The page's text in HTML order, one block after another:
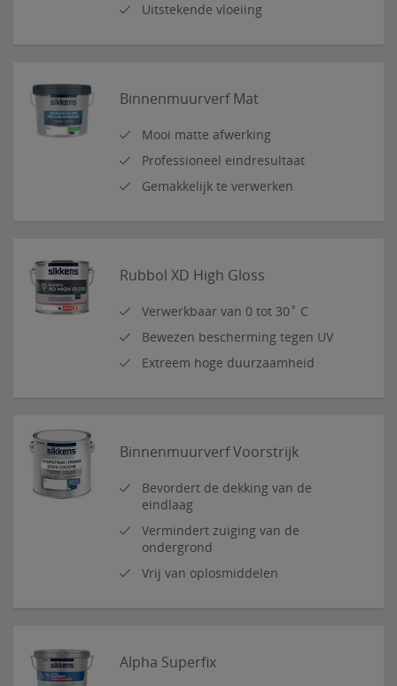
Uitstekende vloeiing
Binnenmuurverf Mat
Mooi matte afwerking
Professioneel eindresultaat
Gemakkelijk te verwerken
Rubbol XD High Gloss
Verwerkbaar van 0 tot 30˚ C
Bewezen bescherming tegen UV
Extreem hoge duurzaamheid
Binnenmuurverf Voorstrijk
Bevordert de dekking van de
eindlaag
Vermindert zuiging van de
ondergrond
Vrij van oplosmiddelen
Alpha Superfix